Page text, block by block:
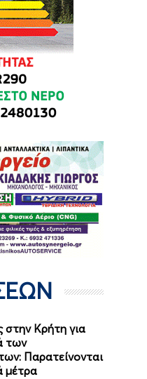
στην Κρήτη για
των
Παρατείνονται
μέτρα